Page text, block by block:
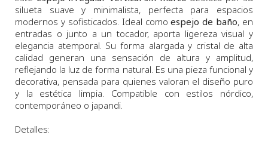
silueta suave y minimalista, perfecta para espacios
modernos y sofisticados. Ideal comoespejo de baño, en
entradas o junto a un tocador, aporta ligereza visual y
elegancia atemporal. Su forma alargada y cristal de alta
calidad generan una sensación de altura y amplitud,
reflejando la luz de forma natural. Es una pieza funcional y
decorativa, pensada para quienes valoran el diseño puro
y la estética limpia. Compatible con estilos nórdico,
contemporáneo o japandi.
Detalles: